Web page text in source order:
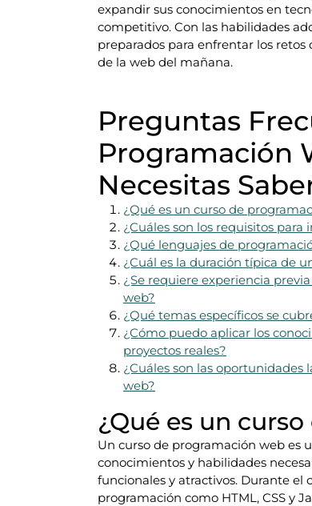
expandir sus conocimientos en
competitivo. Con las habilidades
preparados para enfrentar los
de la web del mañana.
Preguntas
Programación
Necesitas
¿Qué es un curso de
¿Cuáles son los requisitos
¿Qué lenguajes de
¿Cuál es la duración típica de
¿Se requiere experiencia
web?
¿Qué temas específicos se
¿Cómo puedo aplicar los
proyectos reales?
¿Cuáles son las
web?
¿Qué es un
Un curso de programación web es
conocimientos y habilidades
funcionales y atractivos. Durante el
programación como HTML, CSS y